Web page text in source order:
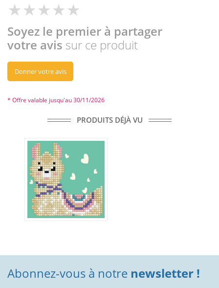
Soyez le premier à partager
votre avis sur ce produit
Donner votre avis
* Offre valable jusqu'au 30/11/2026
PRODUITS DÉJÀ VU
Abonnez-vous à notre newsletter !